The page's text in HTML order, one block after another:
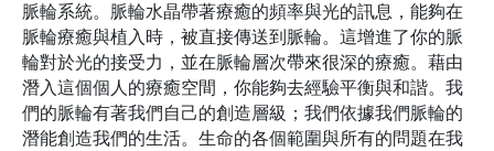
脈輪系統。脈輪水晶帶著療癒的頻率與光的訊息，能夠在
脈輪療癒與植入時，被直接傳送到脈輪。這增進了你的脈
輪對於光的接受力，並在脈輪層次帶來很深的療癒。藉由
潛入這個個人的療癒空間，你能夠去經驗平衡與和諧。我
們的脈輪有著我們自己的創造層級；我們依據我們脈輪的
潛能創造我們的生活。生命的各個範圍與所有的問題在我